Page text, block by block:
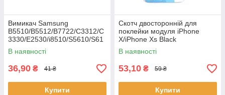
Вимикач Samsung
B5510/B5512/B7722/C3312/C
3330/E2530/i8510/S5610/S61
02
В наявності
36,90 ₴ 41 ₴
Купити
Скотч двосторонній для
поклейки модуля iPhone
X/iPhone Xs Black
В наявності
53,10 ₴ 59 ₴
Купити